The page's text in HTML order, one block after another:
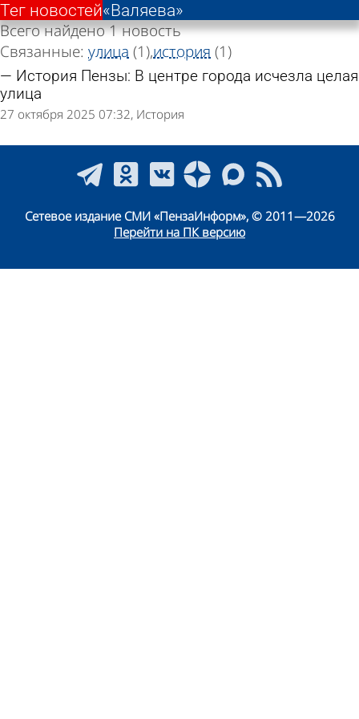
«Валяева»
Тег новостей
Всего найдено 1 новость
Связанные: улица (1)история (1)
История Пензы: В центре города исчезла целая
улица
27 октября 2025 07:32 История
Сетевое издание СМИ «ПензаИнформ», © 2011—2026
Перейти на ПК версию